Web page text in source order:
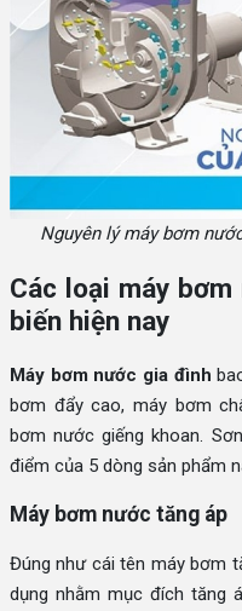
Nguyên lý máy bơm
Các loại máy
biến hiện nay
Máy bơm nước gia đình
bơm đẩy cao, máy bơm
bơm nước giếng khoan.
điểm của 5 dòng sản phẩm
Máy bơm nước tăng áp
Đúng như cái tên máy bơm
dụng nhằm mục đích tăng